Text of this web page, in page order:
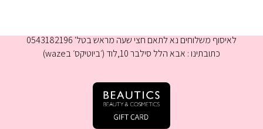
לאיסוף משלוחים נא לתאם חצי שעה מראש בטל' 0543182196
כתובתינו : אבא הלל סילבר 10,לוד (׳ביוטיקס׳ בwaze)